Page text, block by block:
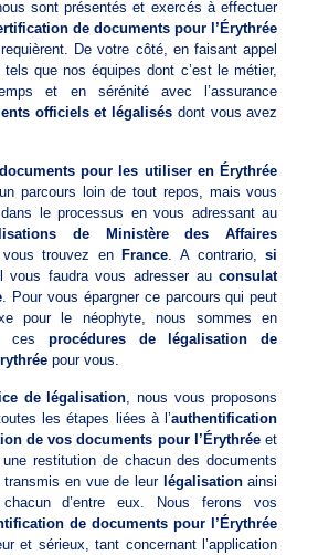
sont présentés et exercés à effectuer
de documents pour l’Érythrée
De votre côté, en faisant appel
que nos équipes dont c’est le métier,
et en sérénité avec l’assurance
officiels et légalisés dont vous avez
pour les utiliser en Érythrée
parcours loin de tout repos, mais vous
le processus en vous adressant au
de Ministère des Affaires
trouvez en France. A contrario,si
vous faudra vous adresser auconsulat
. Pour vous épargner ce parcours qui peut
pour le néophyte, nous sommes en
ces procédures de légalisation de
pour vous.
de légalisation, nous vous proposons
les étapes liées à l’authentification
de vos documents pour l’Érythréeet
restitution de chacun des documents
en vue de leur légalisationainsi
d’entre eux. Nous ferons vos
de documents pour l’Érythrée
et sérieux, tant concernant l’application